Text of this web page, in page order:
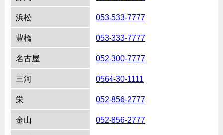
浜松 053-533-7777
豊橋 053-333-7777
名古屋 052-300-7777
三河 0564-30-1111
栄 052-856-2777
金山 052-856-2777